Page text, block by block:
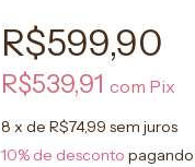
R$599,90
R$539,91 com Pix
8 x de R$74,99 sem juros
10% de desconto